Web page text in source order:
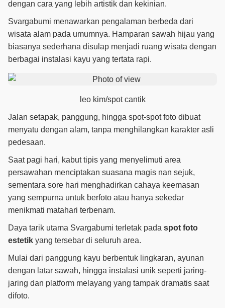
dengan cara yang lebih artistik dan kekinian.
Svargabumi menawarkan pengalaman berbeda dari
wisata alam pada umumnya. Hamparan sawah hijau yang
biasanya sederhana disulap menjadi ruang wisata dengan
berbagai instalasi kayu yang tertata rapi.
leo kim/spot cantik
Jalan setapak, panggung, hingga spot-spot foto dibuat
menyatu dengan alam, tanpa menghilangkan karakter asli
pedesaan.
Saat pagi hari, kabut tipis yang menyelimuti area
persawahan menciptakan suasana magis nan sejuk,
sementara sore hari menghadirkan cahaya keemasan
yang sempurna untuk berfoto atau hanya sekedar
menikmati matahari terbenam.
Daya tarik utama Svargabumi terletak pada spot foto
estetik yang tersebar di seluruh area.
Mulai dari panggung kayu berbentuk lingkaran, ayunan
dengan latar sawah, hingga instalasi unik seperti jaring-
jaring dan platform melayang yang tampak dramatis saat
difoto.